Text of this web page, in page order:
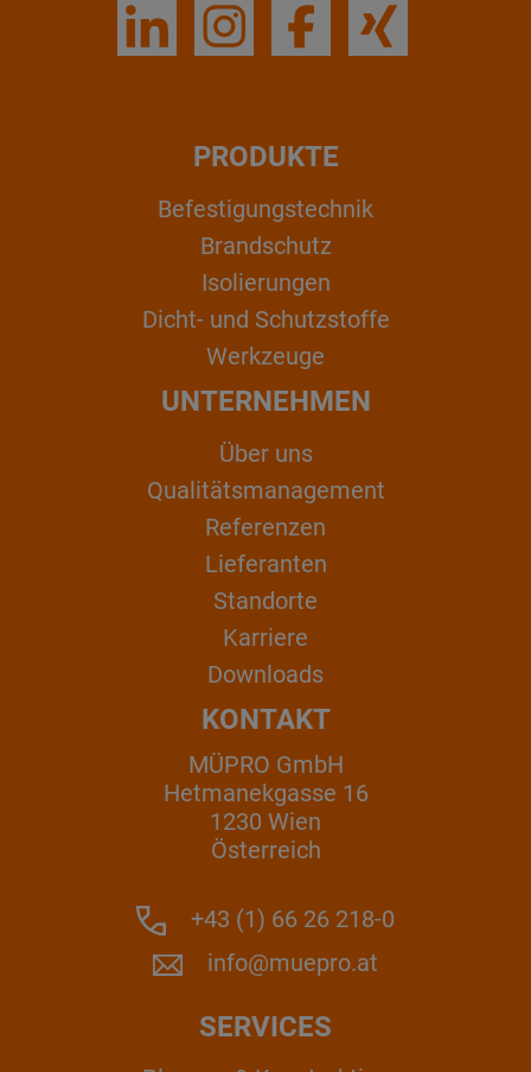
PRODUKTE
Befestigungstechnik
Brandschutz
Isolierungen
Dicht- und Schutzstoffe
Werkzeuge
UNTERNEHMEN
Über uns
Qualitätsmanagement
Referenzen
Lieferanten
Standorte
Karriere
Downloads
KONTAKT
MÜPRO GmbH
Hetmanekgasse 16
1230 Wien
Österreich
+43 (1) 66 26 218-0
info@muepro.at
SERVICES